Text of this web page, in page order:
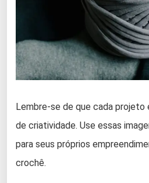
Lembre-se de que cada projeto
de criatividade. Use essas
para seus próprios
crochê.